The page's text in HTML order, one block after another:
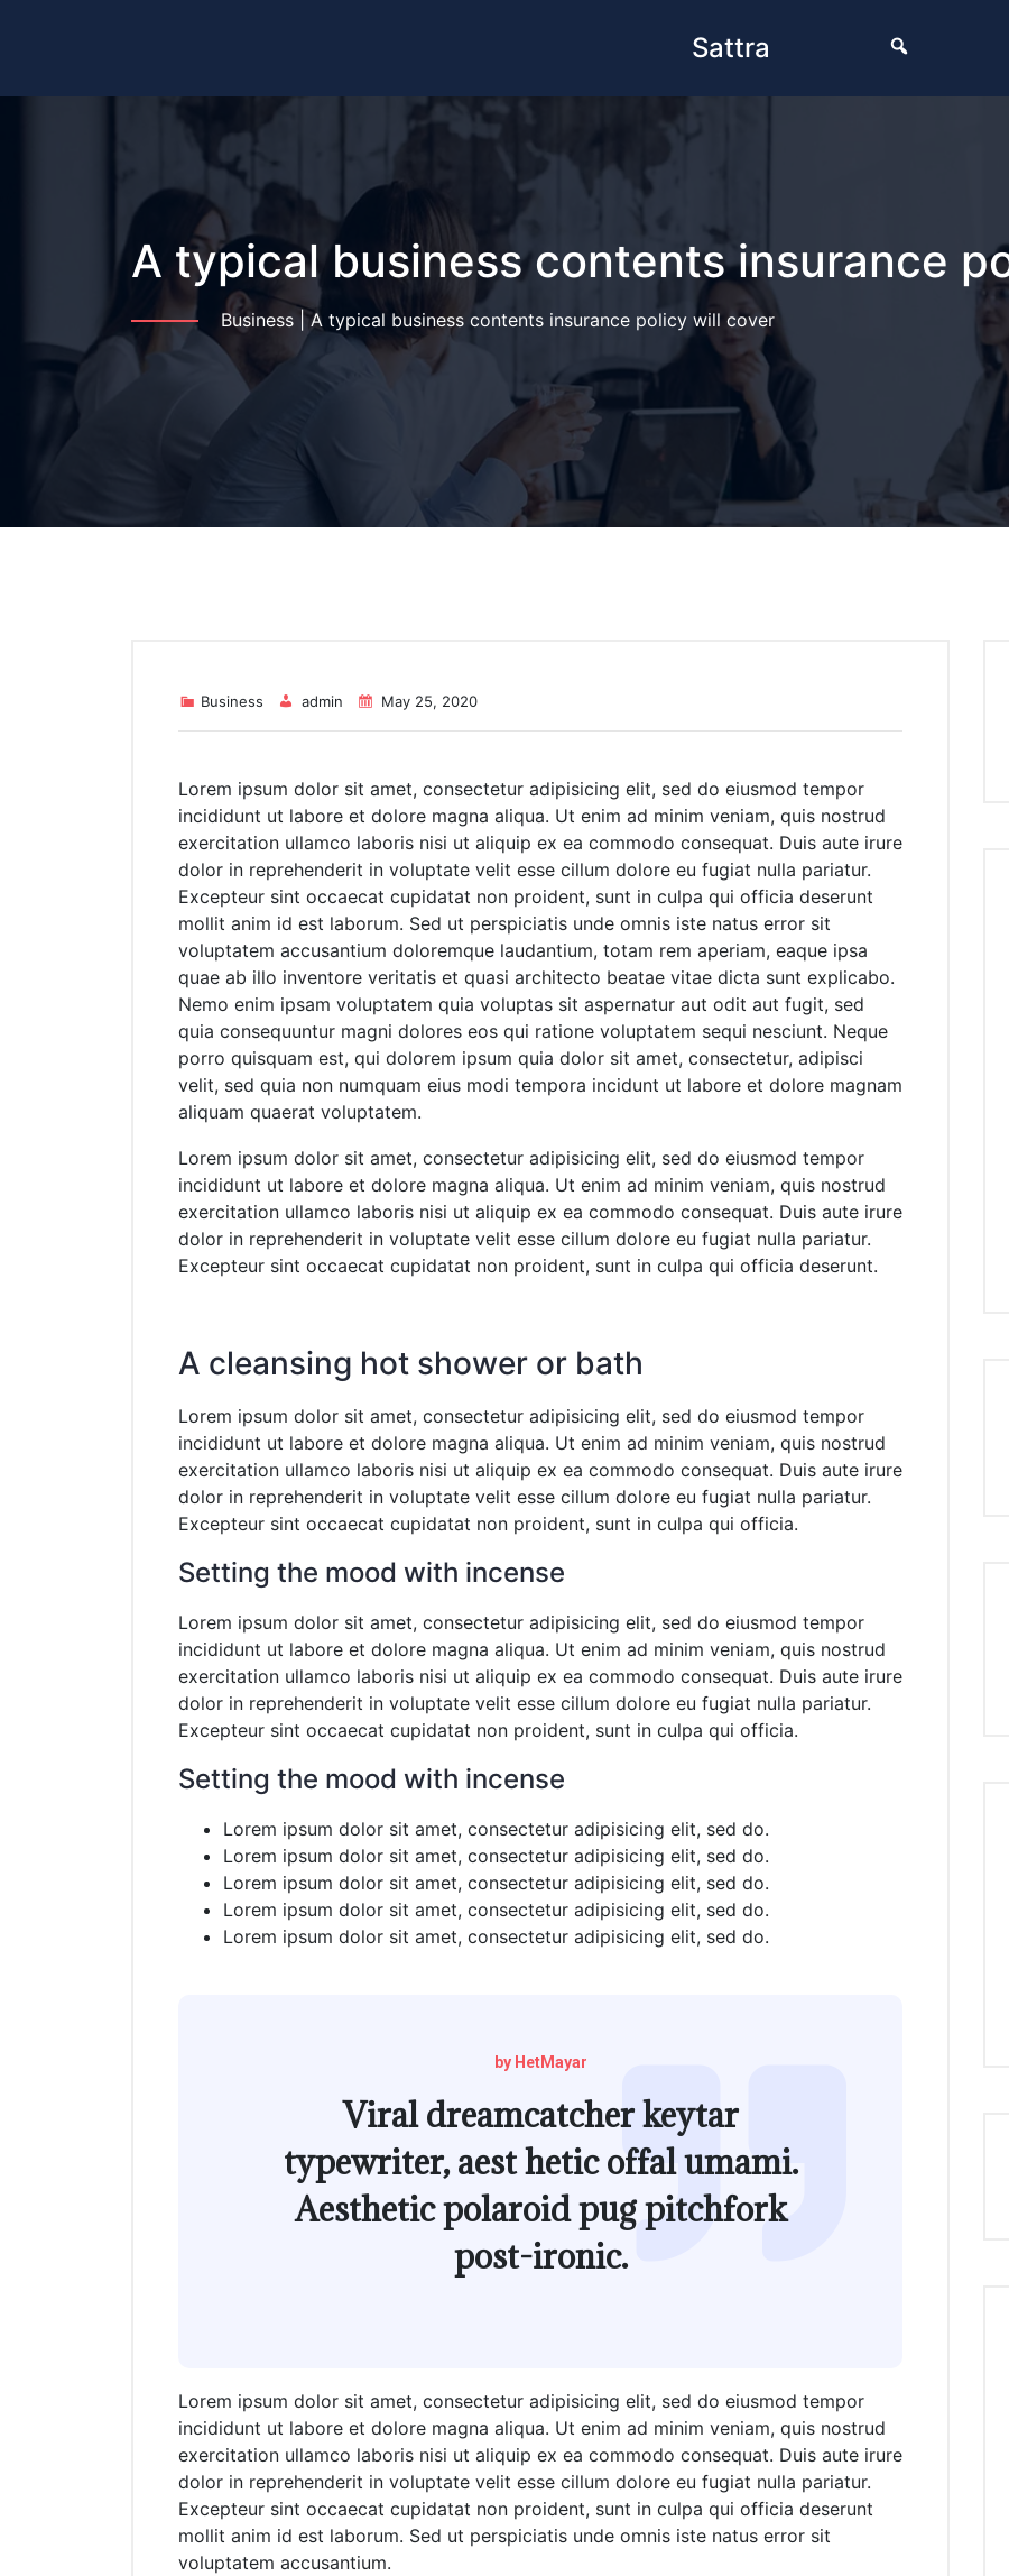
Sattra
A typical business contents insurance
Business |A typical business contents insurance policy will cover
Business admin May 25, 2020
Lorem ipsum dolor sit amet, consectetur adipisicing elit, sed do eiusmod tempor
incididunt ut labore et dolore magna aliqua. Ut enim ad minim veniam, quis nostrud
exercitation ullamco laboris nisi ut aliquip ex ea commodo consequat. Duis aute irure
dolor in reprehenderit in voluptate velit esse cillum dolore eu fugiat nulla pariatur.
Excepteur sint occaecat cupidatat non proident, sunt in culpa qui officia deserunt
mollit anim id est laborum. Sed ut perspiciatis unde omnis iste natus error sit
voluptatem accusantium doloremque laudantium, totam rem aperiam, eaque ipsa
quae ab illo inventore veritatis et quasi architecto beatae vitae dicta sunt explicabo.
Nemo enim ipsam voluptatem quia voluptas sit aspernatur aut odit aut fugit, sed
quia consequuntur magni dolores eos qui ratione voluptatem sequi nesciunt. Neque
porro quisquam est, qui dolorem ipsum quia dolor sit amet, consectetur, adipisci
velit, sed quia non numquam eius modi tempora incidunt ut labore et dolore magnam
aliquam quaerat voluptatem.
Lorem ipsum dolor sit amet, consectetur adipisicing elit, sed do eiusmod tempor
incididunt ut labore et dolore magna aliqua. Ut enim ad minim veniam, quis nostrud
exercitation ullamco laboris nisi ut aliquip ex ea commodo consequat. Duis aute irure
dolor in reprehenderit in voluptate velit esse cillum dolore eu fugiat nulla pariatur.
Excepteur sint occaecat cupidatat non proident, sunt in culpa qui officia deserunt.
A cleansing hot shower or bath
Lorem ipsum dolor sit amet, consectetur adipisicing elit, sed do eiusmod tempor
incididunt ut labore et dolore magna aliqua. Ut enim ad minim veniam, quis nostrud
exercitation ullamco laboris nisi ut aliquip ex ea commodo consequat. Duis aute irure
dolor in reprehenderit in voluptate velit esse cillum dolore eu fugiat nulla pariatur.
Excepteur sint occaecat cupidatat non proident, sunt in culpa qui officia.
Setting the mood with incense
Lorem ipsum dolor sit amet, consectetur adipisicing elit, sed do eiusmod tempor
incididunt ut labore et dolore magna aliqua. Ut enim ad minim veniam, quis nostrud
exercitation ullamco laboris nisi ut aliquip ex ea commodo consequat. Duis aute irure
dolor in reprehenderit in voluptate velit esse cillum dolore eu fugiat nulla pariatur.
Excepteur sint occaecat cupidatat non proident, sunt in culpa qui officia.
Setting the mood with incense
Lorem ipsum dolor sit amet, consectetur adipisicing elit, sed do.
Lorem ipsum dolor sit amet, consectetur adipisicing elit, sed do.
Lorem ipsum dolor sit amet, consectetur adipisicing elit, sed do.
Lorem ipsum dolor sit amet, consectetur adipisicing elit, sed do.
Lorem ipsum dolor sit amet, consectetur adipisicing elit, sed do.
by HetMayar
Viral dreamcatcher keytar
typewriter, aest hetic offal umami.
Aesthetic polaroid pug pitchfork
post-ironic.
Lorem ipsum dolor sit amet, consectetur adipisicing elit, sed do eiusmod tempor
incididunt ut labore et dolore magna aliqua. Ut enim ad minim veniam, quis nostrud
exercitation ullamco laboris nisi ut aliquip ex ea commodo consequat. Duis aute irure
dolor in reprehenderit in voluptate velit esse cillum dolore eu fugiat nulla pariatur.
Excepteur sint occaecat cupidatat non proident, sunt in culpa qui officia deserunt
mollit anim id est laborum. Sed ut perspiciatis unde omnis iste natus error sit
voluptatem accusantium.